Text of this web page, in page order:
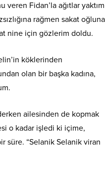
veren Fidan’la ağıtlar yaktım
rağmen sakat oğluna
nine için gözlerim doldu.
köklerinden
olan bir başka kadına,
ailesinden de kopmak
o kadar işledi ki içime,
süre. “Selanik Selanik viran